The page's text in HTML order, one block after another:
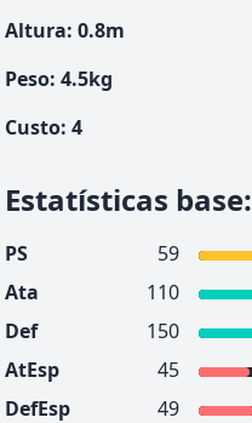
Altura: 0.8m
Peso: 4.5kg
Custo: 4
Estatísticas base:
PS
59
Ata
110
Def
150
AtEsp
45
DefEsp
49